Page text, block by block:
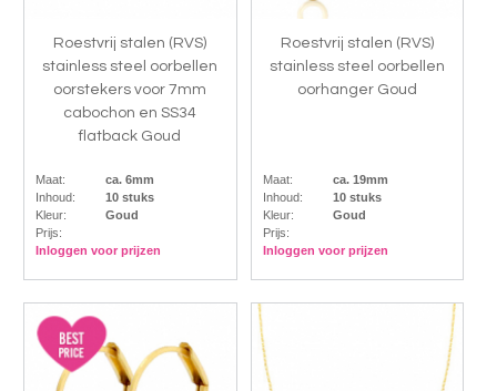
Roestvrij stalen (RVS)
stainless steel oorbellen
oorstekers voor 7mm
cabochon en SS34
flatback Goud
Maat:
ca. 6mm
Inhoud:
10 stuks
Kleur:
Goud
Prijs:
Inloggen voor prijzen
Roestvrij stalen (RVS)
stainless steel oorbellen
oorhanger Goud
Maat:
ca. 19mm
Inhoud:
10 stuks
Kleur:
Goud
Prijs:
Inloggen voor prijzen